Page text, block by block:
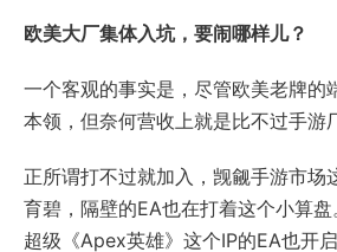
欧美大厂集体入坑，要闹哪样儿？
一个客观的事实是，尽管欧美老牌的
本领，但奈何营收上就是比不过手游
正所谓打不过就加入，觊觎手游市场
育碧，隔壁的EA也在打着这个小算
超级《Apex英雄》这个IP的EA也开